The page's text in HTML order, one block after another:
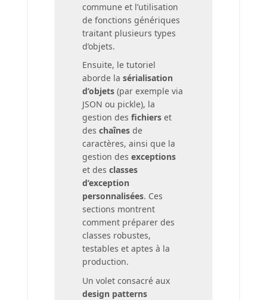
commune et l’utilisation
de fonctions génériques
traitant plusieurs types
d’objets.
Ensuite, le tutoriel
aborde la sérialisation
d’objets(par exemple via
JSON ou pickle), la
gestion des fichierset
des chaînesde
caractères, ainsi que la
gestion des exceptions
et des classes
d’exception
personnalisées. Ces
sections montrent
comment préparer des
classes robustes,
testables et aptes à la
production.
Un volet consacré aux
design patterns